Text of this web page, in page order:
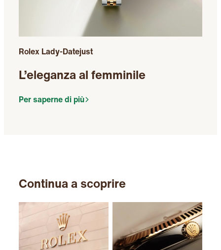
Rolex Lady-Datejust
L’eleganza al femminile
Per saperne di più
Continua a scoprire